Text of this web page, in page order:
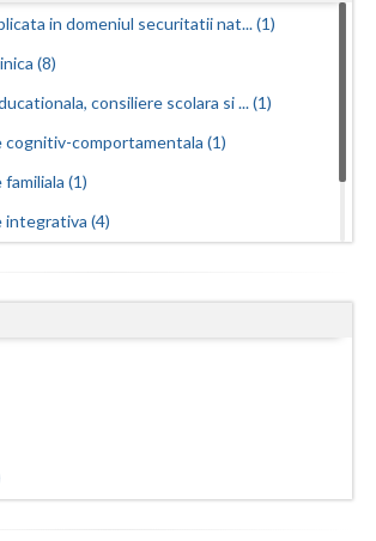
in domeniul securitatii nat... (1)
(8)
consiliere scolara si ... (1)
cognitiv-comportamentala (1)
(1)
integrativa (4)
de familie si cuplu (2)